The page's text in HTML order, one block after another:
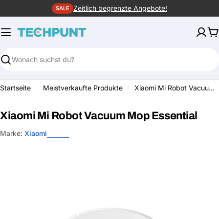
Inhalt
springen
SALE Zeitlich begrenzte Angebote!
Suchen
Startseite Meistverkaufte Produkte Xiaomi Mi Robot Vacuum Mop Essential
Xiaomi Mi Robot Vacuum Mop Essential
Marke: Xiaomi